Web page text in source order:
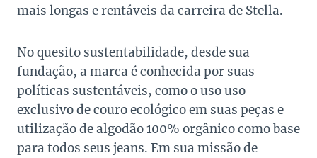
mais longas e rentáveis da carreira de Stella.
No quesito sustentabilidade, desde sua
fundação, a marca é conhecida por suas
políticas sustentáveis, como o uso uso
exclusivo de couro ecológico em suas peças e
utilização de algodão 100% orgânico como base
para todos seus jeans. Em sua missão de